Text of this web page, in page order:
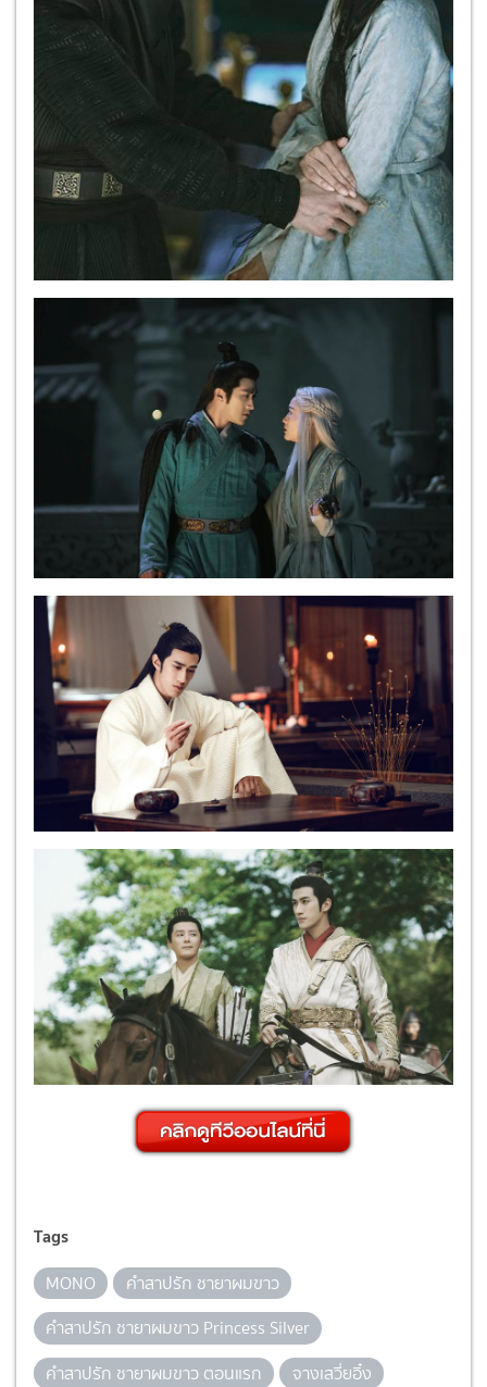
Tags
MONO
คำสาปรัก ชายาผมขาว
คำสาปรัก ชายาผมขาว Princess Silver
คำสาปรัก ชายาผมขาว ตอนแรก
จางเสวี่ยอิ๋ง